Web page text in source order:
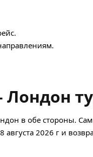
в обе стороны.
2026 г и